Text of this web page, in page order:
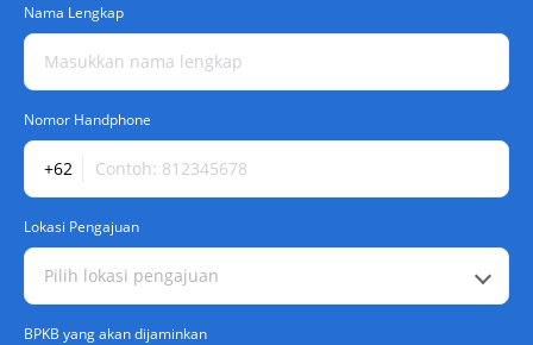
Nama Lengkap
Nomor Handphone
+62
Lokasi Pengajuan
Pilih lokasi pengajuan
BPKB yang akan dijaminkan